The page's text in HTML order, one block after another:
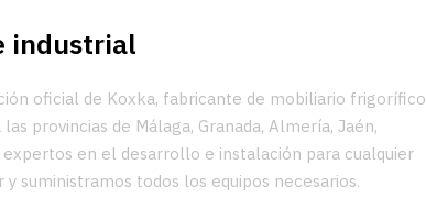
industrial
oficial de Koxka, fabricante de mobiliario frigorífico
provincias de Málaga, Granada, Almería, Jaén,
expertos en el desarrollo e instalación para cualquier
suministramos todos los equipos necesarios.